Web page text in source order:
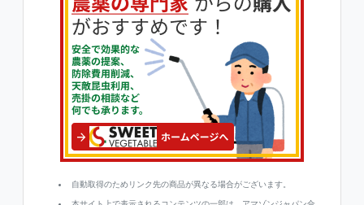
自動取得のためリンク先の商品が異なる場合がございます。